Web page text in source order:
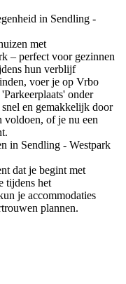
in Sendling -
met
– perfect voor gezinnen
hun verblijf
voer je op Vrbo
onder
en gemakkelijk door
voldoen, of je nu een
in Sendling - Westpark
dat je begint met
tijdens het
je accommodaties
plannen.